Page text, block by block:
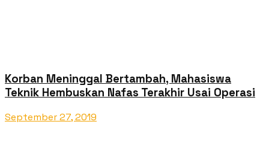
Korban Meninggal Bertambah, Mahasiswa
Teknik Hembuskan Nafas Terakhir Usai Operasi
September 27, 2019